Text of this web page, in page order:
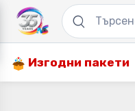
Изгодни пакети